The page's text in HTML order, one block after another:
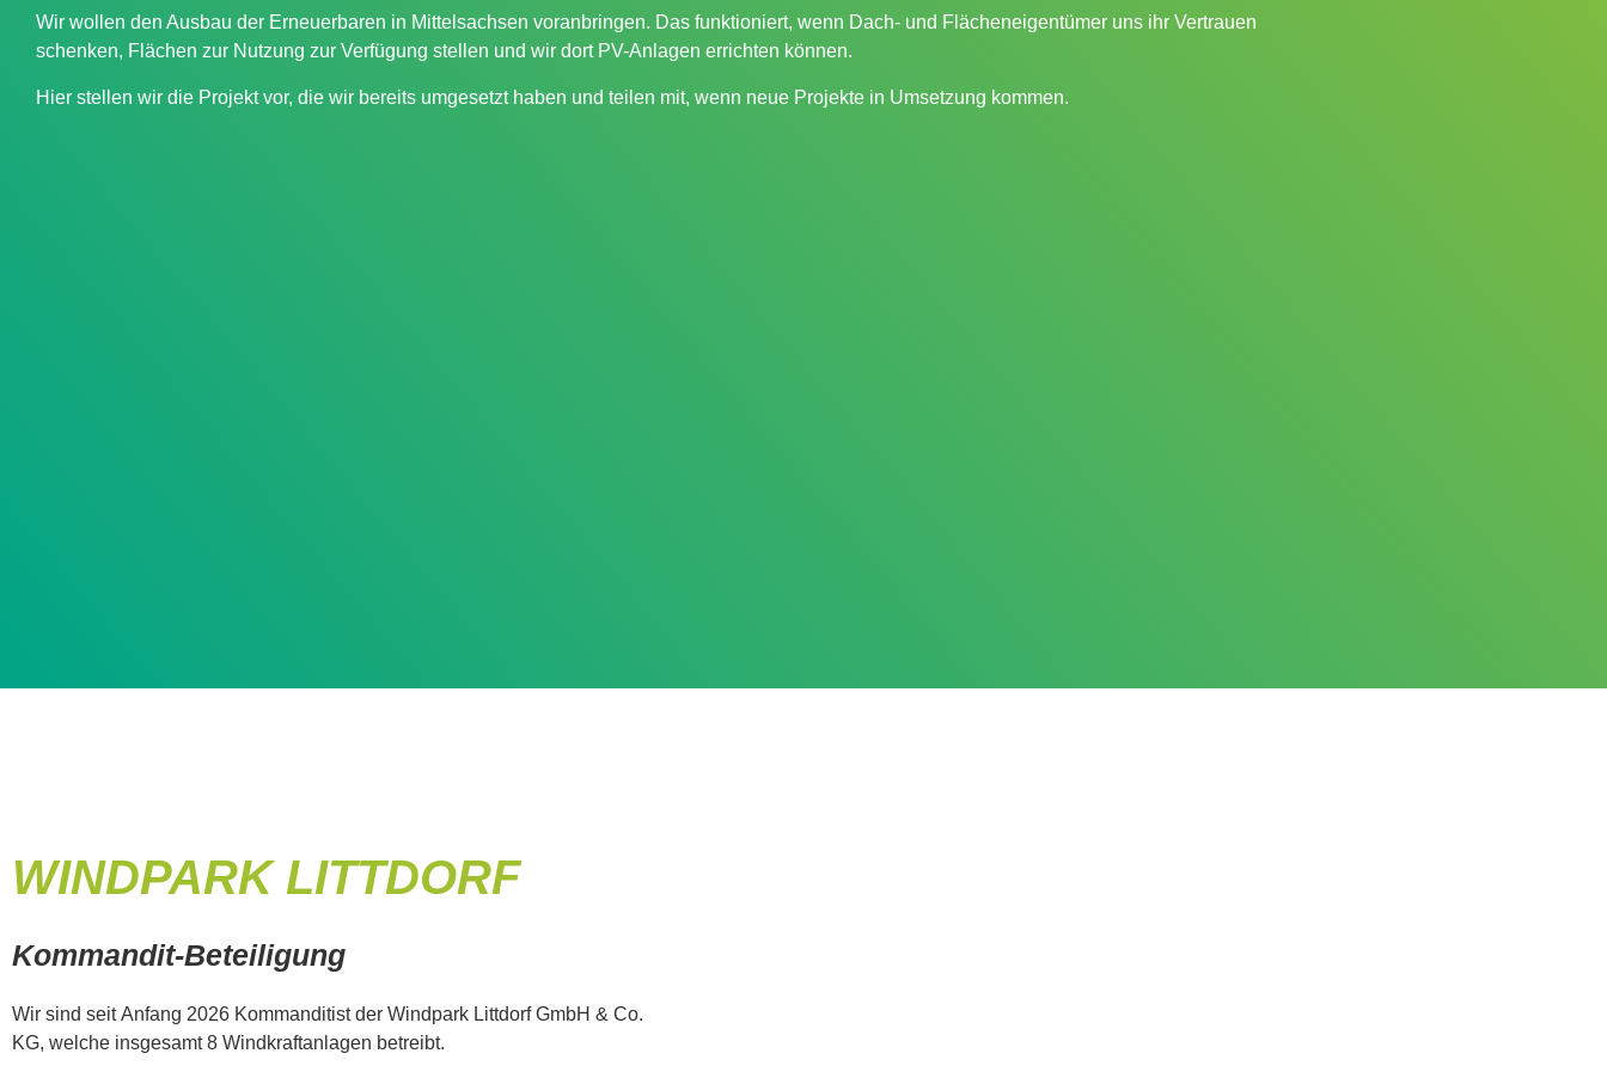
Wir wollen den Ausbau der Erneuerbaren in Mittelsachsen voranbringen. Das funktioniert, wenn Dach- und Flächeneigentümer uns ihr Vertrauen
schenken, Flächen zur Nutzung zur Verfügung stellen und wir dort PV-Anlagen errichten können.
Hier stellen wir die Projekt vor, die wir bereits umgesetzt haben und teilen mit, wenn neue Projekte in Umsetzung kommen.
WINDPARK LITTDORF
Kommandit-Beteiligung
Wir sind seit Anfang 2026 Kommanditist der Windpark Littdorf GmbH & Co.
KG, welche insgesamt 8 Windkraftanlagen betreibt.